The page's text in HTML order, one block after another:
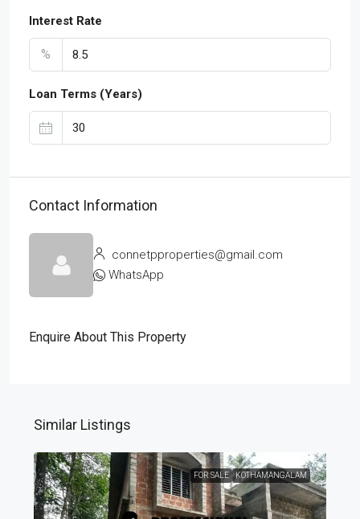
Interest Rate
%
Loan Terms (Years)
Contact Information
connetpproperties@gmail.com
WhatsApp
Enquire About This Property
Similar Listings
FOR SALE KOTHAMANGALAM